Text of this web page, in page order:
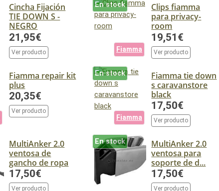
Cincha Fijación
TIE DOWN S -
NEGRO
21,95€
Ver producto
En stock
Fiamma
Clips fiamma
para privacy-
room
19,51€
Ver producto
Fiamma repair kit
plus
20,35€
Ver producto
En stock
Fiamma
Fiamma tie down
s caravanstore
black
17,50€
Ver producto
MultiAnker 2.0
ventosa de
gancho de ropa
17,50€
Ver producto
En stock
MultiAnker 2.0
ventosa para
soporte de d...
17,50€
Ver producto